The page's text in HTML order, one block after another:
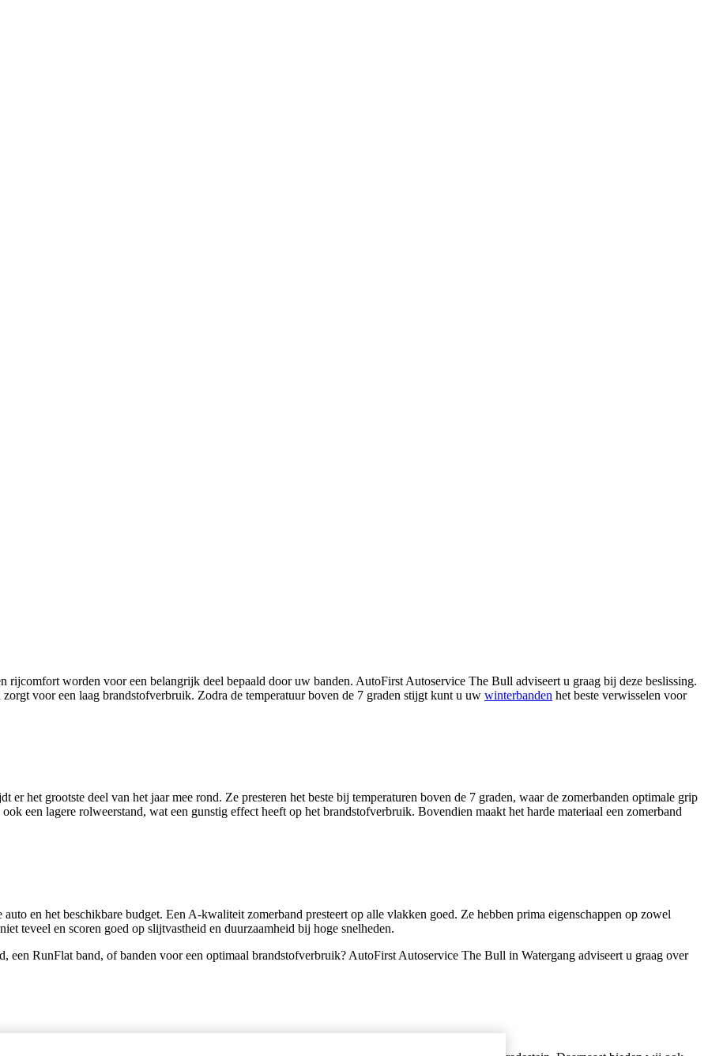
worden voor een belangrijk deel bepaald door uw banden. AutoFirst Autoservice The Bull adviseert u graag bij deze beslissing.
voor een laag brandstofverbruik. Zodra de temperatuur boven de 7 graden stijgt kunt u uw winterbanden het beste verwisselen voor
het grootste deel van het jaar mee rond. Ze presteren het beste bij temperaturen boven de 7 graden, waar de zomerbanden optimale grip
een lagere rolweerstand, wat een gunstig effect heeft op het brandstofverbruik. Bovendien maakt het harde materiaal een zomerband
en het beschikbare budget. Een A-kwaliteit zomerband presteert op alle vlakken goed. Ze hebben prima eigenschappen op zowel
teveel en scoren goed op slijtvastheid en duurzaamheid bij hoge snelheden.
een RunFlat band, of banden voor een optimaal brandstofverbruik? AutoFirst Autoservice The Bull in Watergang adviseert u graag over